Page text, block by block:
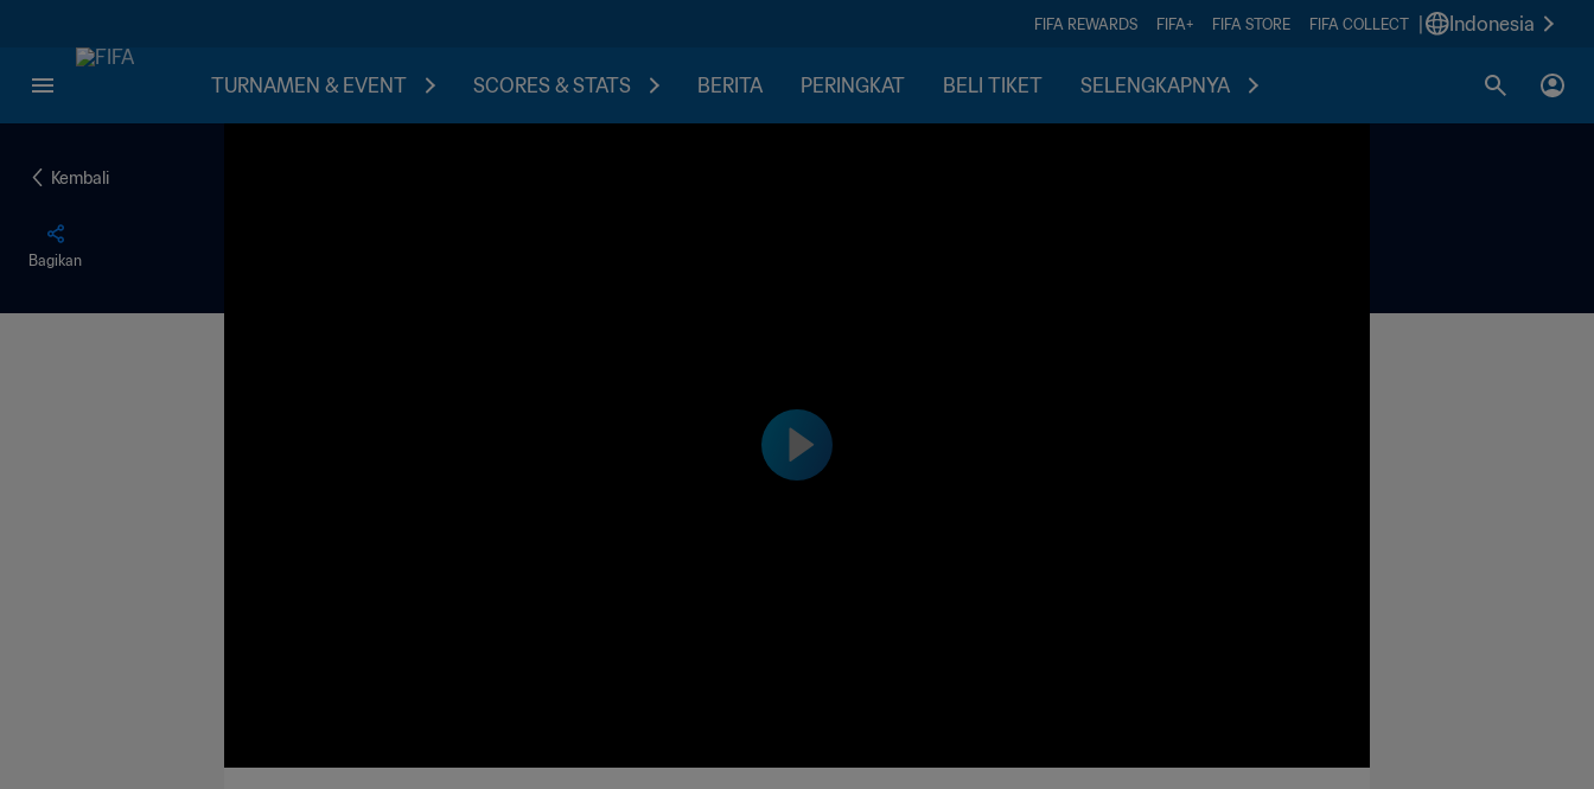
FIFA REWARDS FIFA+ FIFA STORE FIFA COLLECT Indonesia
TURNAMEN & EVENT SCORES & STATS BERITA PERINGKAT BELI TIKET SELENGKAPNYA
Kembali
Bagikan